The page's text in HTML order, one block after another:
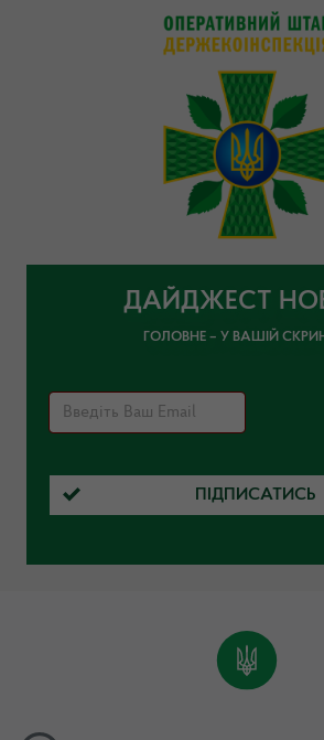
ДАЙДЖЕСТ
ГОЛОВНЕ – У ВАШІЙ
ПІДПИСАТИСЬ